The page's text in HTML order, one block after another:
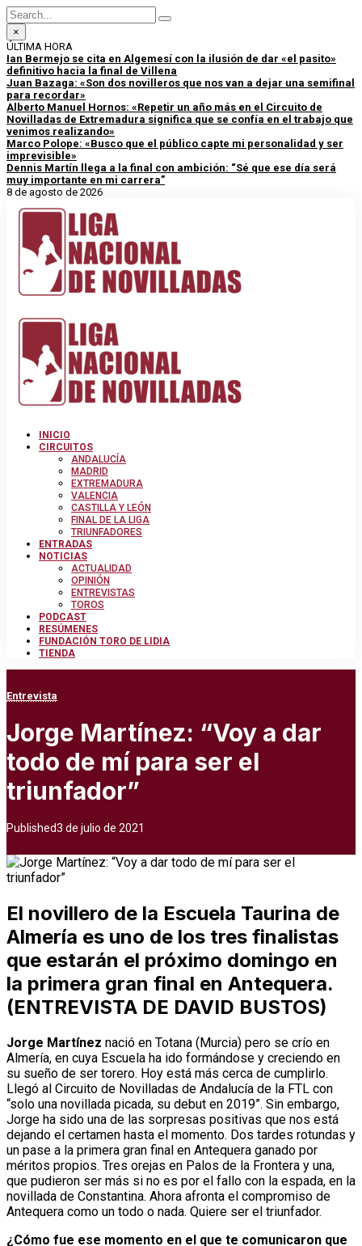
×
ÚLTIMA HORA
Ian Bermejo se cita en Algemesí con la ilusión de dar «el pasito»
definitivo hacia la final de Villena
Juan Bazaga: «Son dos novilleros que nos van a dejar una semifinal
para recordar»
Alberto Manuel Hornos: «Repetir un año más en el Circuito de
Novilladas de Extremadura significa que se confía en el trabajo que
venimos realizando»
Marco Polope: «Busco que el público capte mi personalidad y ser
imprevisible»
Dennis Martín llega a la final con ambición: “Sé que ese día será
muy importante en mi carrera”
8 de agosto de 2026
INICIO
CIRCUITOS
ANDALUCÍA
MADRID
EXTREMADURA
VALENCIA
CASTILLA Y LEÓN
FINAL DE LA LIGA
TRIUNFADORES
ENTRADAS
NOTICIAS
ACTUALIDAD
OPINIÓN
ENTREVISTAS
TOROS
PODCAST
RESÚMENES
FUNDACIÓN TORO DE LIDIA
TIENDA
Entrevista
Jorge Martínez: “Voy a dar
todo de mí para ser el
triunfador”
Published3 de julio de 2021
El novillero de la Escuela Taurina de
Almería es uno de los tres finalistas
que estarán el próximo domingo en
la primera gran final en Antequera.
(ENTREVISTA DE DAVID BUSTOS)
Jorge Martínez nació en Totana (Murcia) pero se crío en
Almería, en cuya Escuela ha ido formándose y creciendo en
su sueño de ser torero. Hoy está más cerca de cumplirlo.
Llegó al Circuito de Novilladas de Andalucía de la FTL con
“solo una novillada picada, su debut en 2019”. Sin embargo,
Jorge ha sido una de las sorpresas positivas que nos está
dejando el certamen hasta el momento. Dos tardes rotundas y
un pase a la primera gran final en Antequera ganado por
méritos propios. Tres orejas en Palos de la Frontera y una,
que pudieron ser más si no es por el fallo con la espada, en la
novillada de Constantina. Ahora afronta el compromiso de
Antequera como un todo o nada. Quiere ser el triunfador.
¿Cómo fue ese momento en el que te comunicaron que